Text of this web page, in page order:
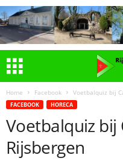
Home Facebook Voetbalquiz bij
FACEBOOK HORECA
Voetbalquiz bij
Rijsbergen